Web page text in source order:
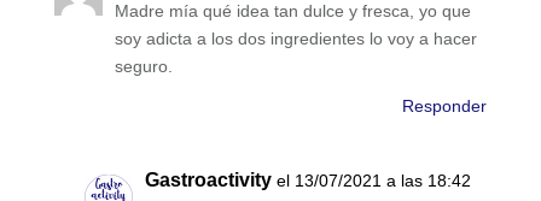
Madre mía qué idea tan dulce y fresca, yo que
soy adicta a los dos ingredientes lo voy a hacer
seguro.
Responder
Gastroactivity el 13/07/2021 a las 18:42